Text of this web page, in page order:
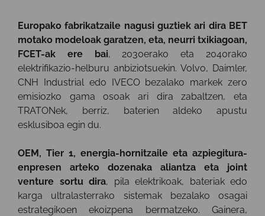
Europako fabrikatzaile nagusi guztiek ari dira BET
motako modeloak garatzen, eta, neurri txikiagoan,
FCET-ak ere bai, 2030erako eta 2040rako
elektrifikazio-helburu anbiziotsuekin. Volvo, Daimler,
CNH Industrial edo IVECO bezalako markek zero
emisiozko gama osoak ari dira zabaltzen, eta
TRATONek, berriz, baterien aldeko apustu
esklusiboa egin du.
OEM, Tier 1, energia-hornitzaile eta azpiegitura-
enpresen arteko dozenaka aliantza eta joint
venture sortu dira, pila elektrikoak, bateriak edo
karga ultralasterrako sistemak bezalako osagai
estrategikoen ekoizpena bermatzeko. Gainera,